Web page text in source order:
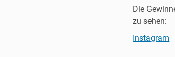
Die
zu sehen:
Instagram